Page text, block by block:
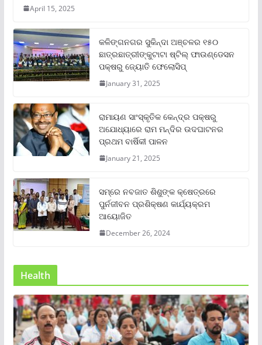
April 15, 2025
କଳିଙ୍ଗନଗର ସୁକିନ୍ଦା ଅଞ୍ଚଳର ୧୫୦
ଛାତ୍ରଛାତ୍ରୀଙ୍କୁଟାଟା ଷ୍ଟିଲ୍ ଫାଉଣ୍ଡେସନ
ପକ୍ଷରୁ ଜ୍ୟୋତି ଫେଲୋସିପ୍‌
January 31, 2025
ରାମାୟଣ ସାଂସ୍କୃତିକ କେନ୍ଦ୍ର ପକ୍ଷରୁ
ଅଯୋଧ୍ୟାରେ ରାମ ମନ୍ଦିର ଉଦଘାଟନର
ପ୍ରଥମ ବାର୍ଷିକୀ ପାଳନ
January 21, 2025
ସମ୍‌ରେ ନବଜାତ ଶିଶୁଙ୍କ କ୍ଷେତ୍ରରେ
ପୁର୍ନଜୀବନ ପ୍ରଶିକ୍ଷଣ କାର୍ଯ୍ୟକ୍ରମ
ଆୟୋଜିତ
December 26, 2024
Health